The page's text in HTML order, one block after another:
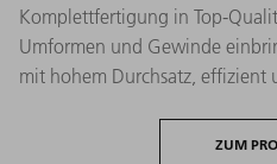
Komplettfertigung in Top-
Umformen und Gewinde
mit hohem Durchsatz, effizient
ZUM